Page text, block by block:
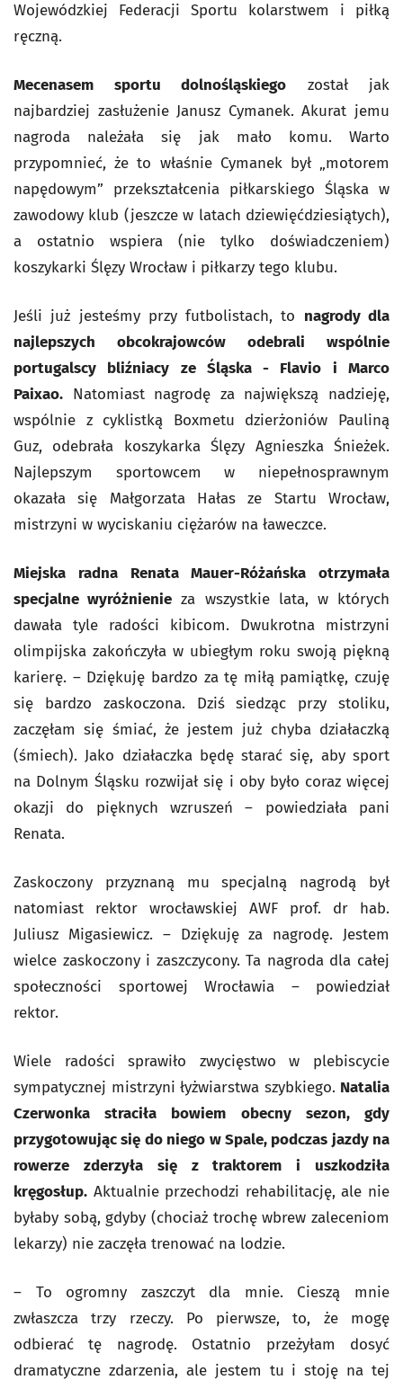
Wojewódzkiej Federacji Sportu kolarstwem i piłką
ręczną.
Mecenasem sportu dolnośląskiego został jak
najbardziej zasłużenie Janusz Cymanek. Akurat jemu
nagroda należała się jak mało komu. Warto
przypomnieć, że to właśnie Cymanek był „motorem
napędowym” przekształcenia piłkarskiego Śląska w
zawodowy klub (jeszcze w latach dziewięćdziesiątych),
a ostatnio wspiera (nie tylko doświadczeniem)
koszykarki Ślęzy Wrocław i piłkarzy tego klubu.
Jeśli już jesteśmy przy futbolistach, to nagrody dla
najlepszych obcokrajowców odebrali wspólnie
portugalscy bliźniacy ze Śląska - Flavio i Marco
Paixao. Natomiast nagrodę za największą nadzieję,
wspólnie z cyklistką Boxmetu dzierżoniów Pauliną
Guz, odebrała koszykarka Ślęzy Agnieszka Śnieżek.
Najlepszym sportowcem w niepełnosprawnym
okazała się Małgorzata Hałas ze Startu Wrocław,
mistrzyni w wyciskaniu ciężarów na ławeczce.
Miejska radna Renata Mauer-Różańska otrzymała
specjalne wyróżnienie za wszystkie lata, w których
dawała tyle radości kibicom. Dwukrotna mistrzyni
olimpijska zakończyła w ubiegłym roku swoją piękną
karierę. – Dziękuję bardzo za tę miłą pamiątkę, czuję
się bardzo zaskoczona. Dziś siedząc przy stoliku,
zaczęłam się śmiać, że jestem już chyba działaczką
(śmiech). Jako działaczka będę starać się, aby sport
na Dolnym Śląsku rozwijał się i oby było coraz więcej
okazji do pięknych wzruszeń – powiedziała pani
Renata.
Zaskoczony przyznaną mu specjalną nagrodą był
natomiast rektor wrocławskiej AWF prof. dr hab.
Juliusz Migasiewicz. – Dziękuję za nagrodę. Jestem
wielce zaskoczony i zaszczycony. Ta nagroda dla całej
społeczności sportowej Wrocławia – powiedział
rektor.
Wiele radości sprawiło zwycięstwo w plebiscycie
sympatycznej mistrzyni łyżwiarstwa szybkiego. Natalia
Czerwonka straciła bowiem obecny sezon, gdy
przygotowując się do niego w Spale, podczas jazdy na
rowerze zderzyła się z traktorem i uszkodziła
kręgosłup. Aktualnie przechodzi rehabilitację, ale nie
byłaby sobą, gdyby (chociaż trochę wbrew zaleceniom
lekarzy) nie zaczęła trenować na lodzie.
– To ogromny zaszczyt dla mnie. Cieszą mnie
zwłaszcza trzy rzeczy. Po pierwsze, to, że mogę
odbierać tę nagrodę. Ostatnio przeżyłam dosyć
dramatyczne zdarzenia, ale jestem tu i stoję na tej